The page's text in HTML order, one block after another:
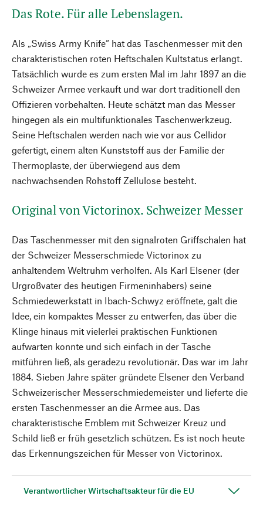
Das Rote. Für alle Lebenslagen.
Als „Swiss Army Knife“ hat das Taschenmesser mit den
charakteristischen roten Heftschalen Kultstatus erlangt.
Tatsächlich wurde es zum ersten Mal im Jahr 1897 an die
Schweizer Armee verkauft und war dort traditionell den
Offizieren vorbehalten. Heute schätzt man das Messer
hingegen als ein multifunktionales Taschenwerkzeug.
Seine Heftschalen werden nach wie vor aus Cellidor
gefertigt, einem alten Kunststoff aus der Familie der
Thermoplaste, der überwiegend aus dem
nachwachsenden Rohstoff Zellulose besteht.
Original von Victorinox. Schweizer Messer
Das Taschenmesser mit den signal­roten Griffschalen hat
der Schweizer Messerschmiede Victorinox zu
anhaltendem Weltruhm verholfen. Als Karl Elsener (der
Urgroßvater des heutigen Firmeninhabers) seine
Schmiedewerkstatt in Ibach-Schwyz eröffnete, galt die
Idee, ein kompaktes Messer zu entwerfen, das über die
Klinge hinaus mit vielerlei praktischen Funktionen
aufwarten konnte und sich einfach in der Tasche
mitführen ließ, als geradezu ­revolutionär. Das war im Jahr
1884. ­Sieben Jahre später gründete Elsener den Verband
Schweizerischer Messerschmiedemeister und lieferte die
ersten Taschenmesser an die Armee aus. Das
charakteristische Emblem mit Schweizer Kreuz und
Schild ließ er früh gesetzlich schützen. Es ist noch heute
das Erkennungszeichen für Messer von Victorinox.
Verantwortlicher Wirtschaftsakteur für die EU